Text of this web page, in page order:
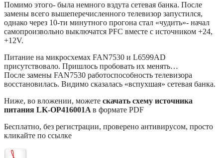
Помимо этого- была немного вздута сетевая банка. После
замены всего вышеперечисленного телевизор запустился,
однако через 10-ти минутного прогона стал «чудить»- начал
самопроизвольно выключатся PFC вместе с источником +24,
+12V.
Питание на микросхемах FAN7530 и L6599AD
присутствовало. Пришлось пробовать их менять…
После замены FAN7530 работоспособность телевизора
восстановилась. Видимо сказалась «вспухшая» сетевая банка.
Ниже, во вложении, можете скачать схему источника
питания LK-OP416001A в формате PDF
Бесплатно, без регистрации, проверено антивирусом, просто
кликайте по ссылке